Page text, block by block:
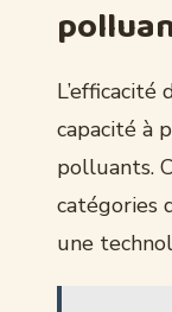
L’efficacité
capacité à
polluants.
catégories
une